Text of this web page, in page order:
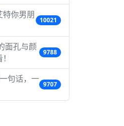
特你男朋
10021
面孔与颜
9788
句话，一
9707